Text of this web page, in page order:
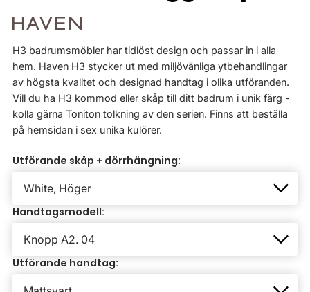
H3 badrumsmöbler har tidlöst design och passar in i alla
hem. Haven H3 stycker ut med miljövänliga ytbehandlingar
av högsta kvalitet och designad handtag i olika utföranden.
Vill du ha H3 kommod eller skåp till ditt badrum i unik färg -
kolla gärna Toniton tolkning av den serien. Finns att beställa
på hemsidan i sex unika kulörer.
Utförande skåp + dörrhängning:
Handtagsmodell:
Utförande handtag: